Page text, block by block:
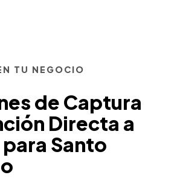
TU NEGOCIO
de Captura
Directa a
Santo